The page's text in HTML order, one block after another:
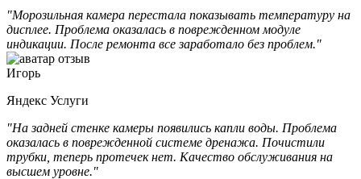
"Морозильная камера перестала показывать температуру на
дисплее. Проблема оказалась в поврежденном модуле
индикации. После ремонта все заработало без проблем."
Игорь
Яндекс Услуги
"На задней стенке камеры появились капли воды. Проблема
оказалась в поврежденной системе дренажа. Почистили
трубки, теперь протечек нет. Качество обслуживания на
высшем уровне."